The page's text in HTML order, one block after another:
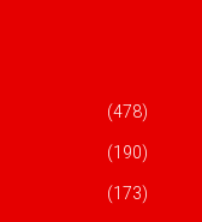
(478)
(190)
(173)